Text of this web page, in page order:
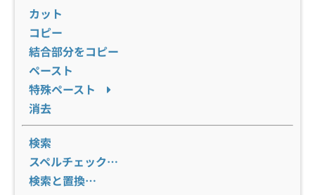
カット
コピー
結合部分をコピー
ペースト
特殊ペースト
消去
検索
スペルチェック…
検索と置換…